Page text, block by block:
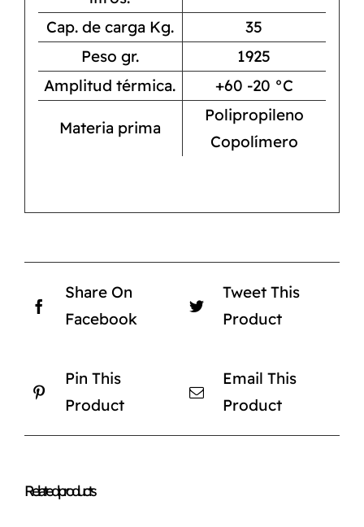
Cap. de carga Kg.
35
Peso gr.
1925
Amplitud térmica.
+60 -20 °C
Materia prima
Polipropileno
Copolímero
Share On
Facebook
Tweet This
Product
Pin This
Product
Email This
Product
Related products